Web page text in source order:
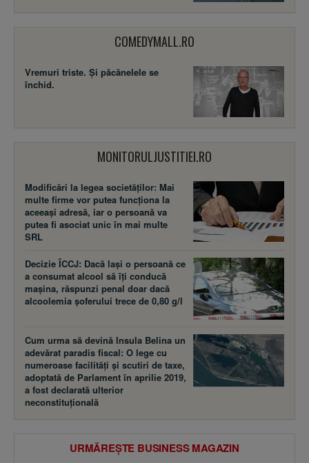
COMEDYMALL.RO
Vremuri triste. Şi păcănelele se
închid.
MONITORULJUSTITIEI.RO
Modificări la legea societăţilor: Mai
multe firme vor putea funcţiona la
aceeaşi adresă, iar o persoană va
putea fi asociat unic în mai multe
SRL
Decizie ÎCCJ: Dacă laşi o persoană ce
a consumat alcool să îţi conducă
maşina, răspunzi penal doar dacă
alcoolemia şoferului trece de 0,80 g/l
Cum urma să devină Insula Belina un
adevărat paradis fiscal: O lege cu
numeroase facilităţi şi scutiri de taxe,
adoptată de Parlament în aprilie 2019,
a fost declarată ulterior
neconstituţională
URMĂREȘTE BUSINESS MAGAZIN